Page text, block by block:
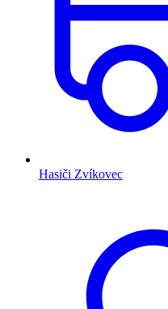
Hasiči Zvíkovec